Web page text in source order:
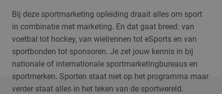
Bij deze sportmarketing opleiding draait alles om sport
in combinatie met marketing. En dat gaat breed: van
voetbal tot hockey, van wielrennen tot eSports en van
sportbonden tot sponsoren. Je zet jouw kennis in bij
nationale of internationale sportmarketingbureaus en
sportmerken. Sporten staat niet op het programma maar
verder staat alles in het teken van de sportwereld.